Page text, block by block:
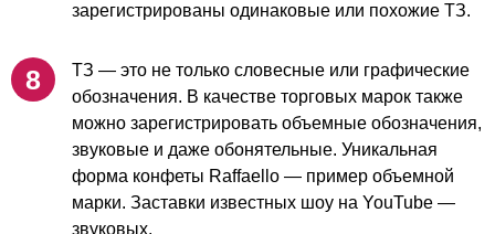
зарегистрированы одинаковые или похожие ТЗ.
ТЗ — это не только словесные или графические
обозначения. В качестве торговых марок также
можно зарегистрировать объемные обозначения,
звуковые и даже обонятельные. Уникальная
форма конфеты Raffaello — пример объемной
марки. Заставки известных шоу на YouTube —
звуковых.